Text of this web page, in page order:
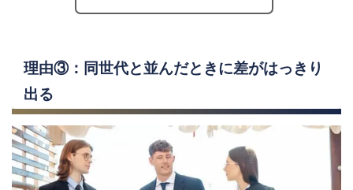
理由③：同世代と並んだときに差がはっきり
出る